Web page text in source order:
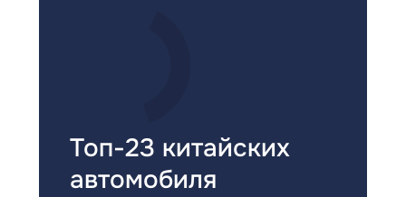
Топ-23 китайских
автомобиля